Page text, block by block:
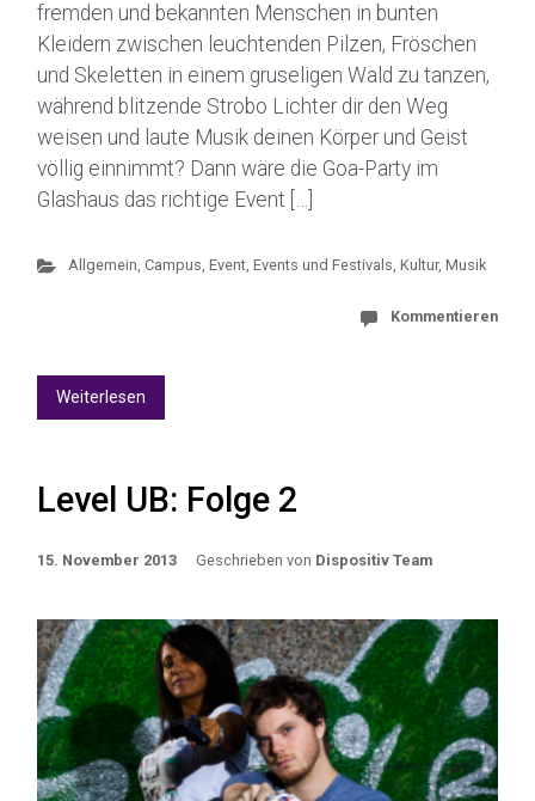
fremden und bekannten Menschen in bunten
Kleidern zwischen leuchtenden Pilzen, Fröschen
und Skeletten in einem gruseligen Wald zu tanzen,
während blitzende Strobo Lichter dir den Weg
weisen und laute Musik deinen Körper und Geist
völlig einnimmt? Dann wäre die Goa-Party im
Glashaus das richtige Event […]
Allgemein, Campus, Event, Events und Festivals, Kultur, Musik
Kommentieren
Weiterlesen
Level UB: Folge 2
15. November 2013 Geschrieben von Dispositiv Team